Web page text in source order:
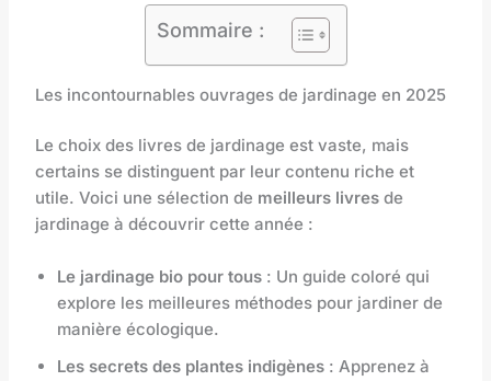
Sommaire :
Les incontournables ouvrages de jardinage en 2025
Le choix des livres de jardinage est vaste, mais
certains se distinguent par leur contenu riche et
utile. Voici une sélection de meilleurs livres de
jardinage à découvrir cette année :
Le jardinage bio pour tous : Un guide coloré qui
explore les meilleures méthodes pour jardiner de
manière écologique.
Les secrets des plantes indigènes : Apprenez à